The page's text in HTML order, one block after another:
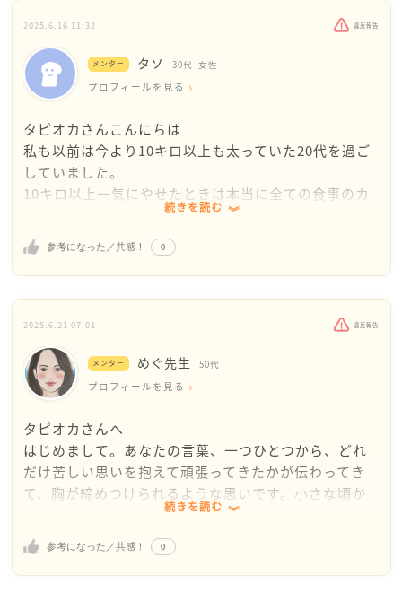
2025.6.16 11:32 違反報告
メンター タソ 30代 女性
プロフィールを見る
タピオカさんこんにちは
私も以前は今より10キロ以上も太っていた20代を過ご
していました。
10キロ以上一気にやせたときは本当に全ての食事のカ
ロリーを計算しないと食べられない状態でしたが今も
太らないように気を付ける日々は続けていますが過度
なダイエットはしていません。が同じく付きまとう恐
怖が完全になくなったわけではありません。
タピオカさんは痩せた今もご自身に満足ができない状
態なのですね。
またすぐにリバウンドしてしまうのではないかという
恐怖もありますよね。
タピオカさんのお気持ちを拝見していると
う絶対に太れない」というプレッシャーとなり、自分
をより強く追い詰めるようになっている」という点か
らみると
重度ではないにしろ近々に重度になりえる摂食障害の
症状があるように感じます。
この場合やはり専門家を頼り認知行動療法などのプロ
グラムを受けることが良いのかなと思います。ご自身
でできる方法もありますが、間違った方法で悪化して
続きを読む
参考になった／共感！ 0
2025.6.21 07:01 違反報告
メンター めぐ先生 50代
プロフィールを見る
タピオカさんへ
はじめまして。あなたの言葉、一つひとつから、どれ
だけ苦しい思いを抱えて頑張ってきたかが伝わってき
て、胸が締めつけられるような思いです。小さな頃か
ら「太っている」と言われ続け、自分の身体をずっと
責め続けてきたなんて、本当に辛かったでしょう。
そして痩せた今も、なお心が楽にならない―それは、
続きを読む
参考になった／共感！ 0